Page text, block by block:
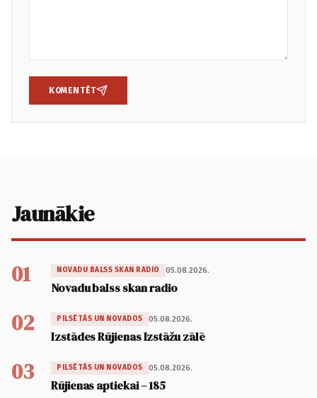
KOMENTĒT
Jaunākie
01 NOVADU BALSS SKAN RADIO 05.08.2026.
Novadu balss skan radio
02 PILSĒTĀS UN NOVADOS 05.08.2026.
Izstādes Rūjienas Izstāžu zālē
03 PILSĒTĀS UN NOVADOS 05.08.2026.
Rūjienas aptiekai – 185